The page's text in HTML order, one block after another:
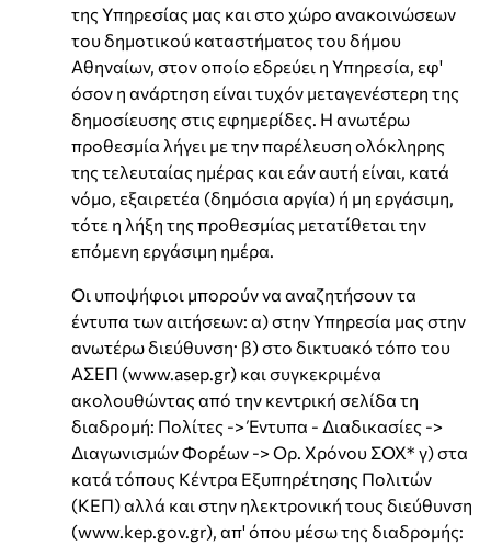
της Υπηρεσίας μας και στο χώρο ανακοινώσεων
του δημοτικού καταστήματος του δήμου
Αθηναίων, στον οποίο εδρεύει η Υπηρεσία, εφ'
όσον η ανάρτηση είναι τυχόν μεταγενέστερη της
δημοσίευσης στις εφημερίδες. Η ανωτέρω
προθεσμία λήγει με την παρέλευση ολόκληρης
της τελευταίας ημέρας και εάν αυτή είναι, κατά
νόμο, εξαιρετέα (δημόσια αργία) ή μη εργάσιμη,
τότε η λήξη της προθεσμίας μετατίθεται την
επόμενη εργάσιμη ημέρα.
Οι υποψήφιοι μπορούν να αναζητήσουν τα
έντυπα των αιτήσεων: α) στην Υπηρεσία μας στην
ανωτέρω διεύθυνση· β) στο δικτυακό τόπο του
ΑΣΕΠ (www.asep.gr) και συγκεκριμένα
ακολουθώντας από την κεντρική σελίδα τη
διαδρομή: Πολίτες -> Έντυπα - Διαδικασίες ->
Διαγωνισμών Φορέων -> Ορ. Χρόνου ΣΟΧ* γ) στα
κατά τόπους Κέντρα Εξυπηρέτησης Πολιτών
(ΚΕΠ) αλλά και στην ηλεκτρονική τους διεύθυνση
(www.kep.gov.gr), απ' όπου μέσω της διαδρομής: